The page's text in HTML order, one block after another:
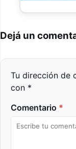
Dejá un
Tu dirección de
con *
Comentario *